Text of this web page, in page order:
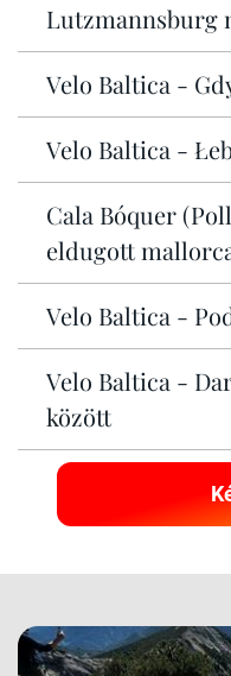
Lutzmannsburg
Velo Baltica -
Velo Baltica -
Cala Bóquer
eldugott
Velo Baltica -
Velo Baltica -
között